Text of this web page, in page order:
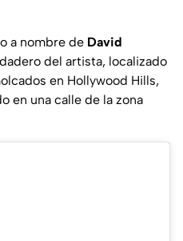
a nombre de David
del artista, localizado
en Hollywood Hills,
en una calle de la zona